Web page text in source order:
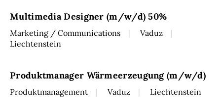
Multimedia Designer (m/w/d) 50%
Marketing / Communications
Vaduz
Liechtenstein
Produktmanager Wärmeerzeugung (m/w/d)
Produktmanagement Vaduz Liechtenstein